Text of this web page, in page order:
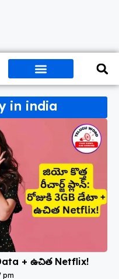
in india
+ ఉచిత Netflix!
pm